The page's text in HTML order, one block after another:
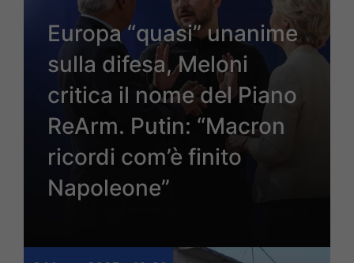
Europa “quasi” unanime
sulla difesa, Meloni
critica il nome del Piano
ReArm. Putin: “Macron
ricordi com’è finito
Napoleone”